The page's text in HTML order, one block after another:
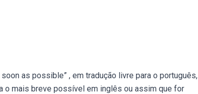
as possible” , em tradução livre para o português,
o mais breve possível em inglês ou assim que for